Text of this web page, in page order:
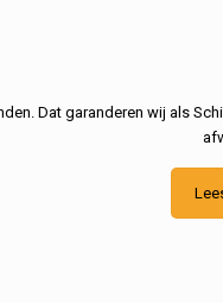
Dat garanderen wij als